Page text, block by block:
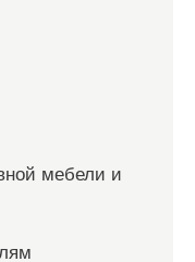
мебели и